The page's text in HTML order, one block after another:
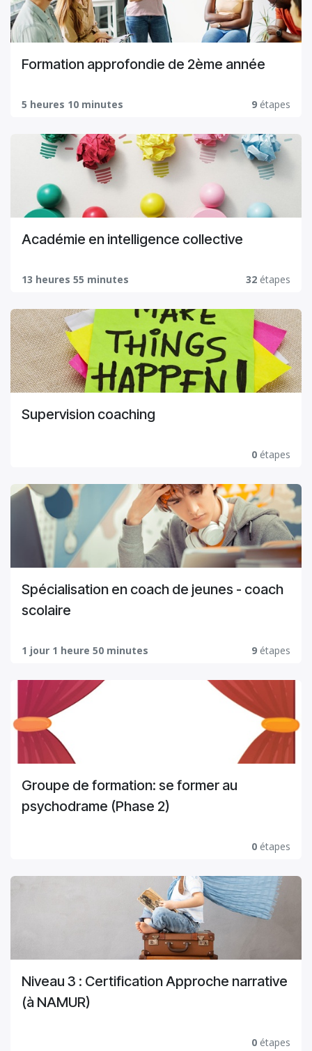
Formation approfondie de 2ème année
5 heures 10 minutes 9 étapes
Académie en intelligence collective
13 heures 55 minutes 32 étapes
Supervision coaching
0 étapes
Spécialisation en coach de jeunes - coach
scolaire
1 jour 1 heure 50 minutes 9 étapes
Groupe de formation: se former au
psychodrame (Phase 2)
0 étapes
Niveau 3 : Certification Approche narrative
(à NAMUR)
0 étapes